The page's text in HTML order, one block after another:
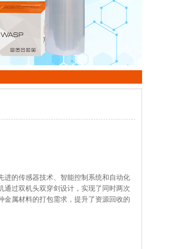
进的传感器技术、智能控制系统和自动化
过双机头双穿剑设计，实现了同时两次
属材料的打包需求，提升了资源回收的